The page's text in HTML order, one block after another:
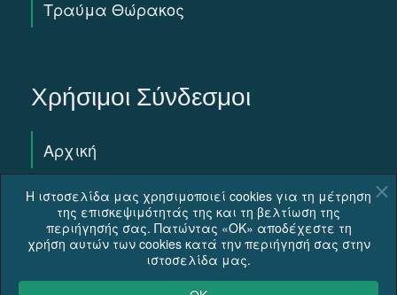
Τραύμα Θώρακος
Χρήσιμοι Σύνδεσμοι
Αρχική
Βιογραφικό Ιατρού
Η ομάδα μας
Η ιστοσελίδα μας χρησιμοποιεί cookies για τη μέτρηση
της επισκεψιμότητάς της και τη βελτίωση της
περιήγησής σας. Πατώντας «OK» αποδέχεστε τη
χρήση αυτών των cookies κατά την περιήγησή σας στην
ιστοσελίδα μας.